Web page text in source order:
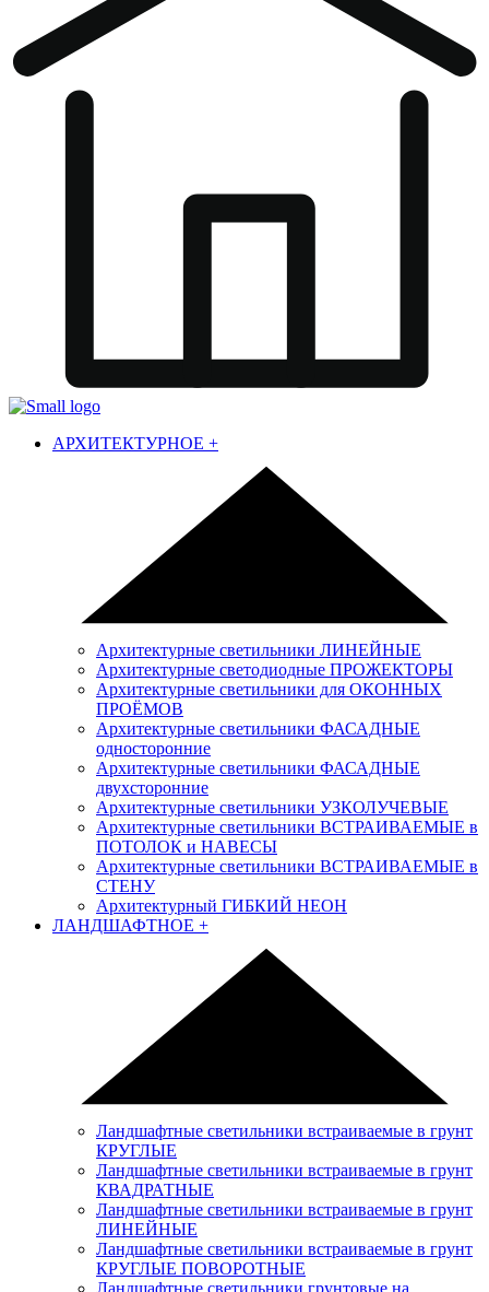
АРХИТЕКТУРНОЕ +
Архитектурные светильники ЛИНЕЙНЫЕ
Архитектурные светодиодные ПРОЖЕКТОРЫ
Архитектурные светильники для ОКОННЫХ
ПРОЁМОВ
Архитектурные светильники ФАСАДНЫЕ
односторонние
Архитектурные светильники ФАСАДНЫЕ
двухсторонние
Архитектурные светильники УЗКОЛУЧЕВЫЕ
Архитектурные светильники ВСТРАИВАЕМЫЕ в
ПОТОЛОК и НАВЕСЫ
Архитектурные светильники ВСТРАИВАЕМЫЕ в
СТЕНУ
Архитектурный ГИБКИЙ НЕОН
ЛАНДШАФТНОЕ +
Ландшафтные светильники встраиваемые в грунт
КРУГЛЫЕ
Ландшафтные светильники встраиваемые в грунт
КВАДРАТНЫЕ
Ландшафтные светильники встраиваемые в грунт
ЛИНЕЙНЫЕ
Ландшафтные светильники встраиваемые в грунт
КРУГЛЫЕ ПОВОРОТНЫЕ